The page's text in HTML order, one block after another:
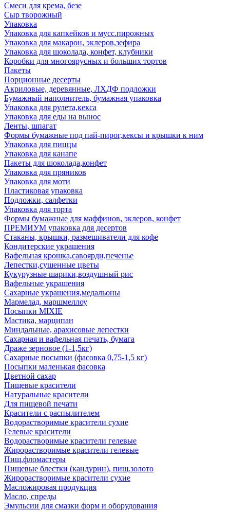
Смеси для крема, безе
Сыр творожный
Упаковка
Упаковка для капкейков и мусс.пирожных
Упаковка для макарон, эклеров,зефира
Упаковка для шоколада, конфет, клубники
Коробки для многоярусных и больших тортов
Пакеты
Порционные десерты
Акриловые, деревянные, ЛХДФ подложки
Бумажный наполнитель, бумажная упаковка
Упаковка для рулета,кекса
Упаковка для еды на вынос
Ленты, шпагат
Формы бумажные под пай-пирог,кексы и крышки к ним
Упаковка для пиццы
Упаковка для канапе
Пакеты для шоколада,конфет
Упаковка для пряников
Упаковка для моти
Пластиковая упаковка
Подложки, салфетки
Упаковка для торта
Формы бумажные для маффинов, эклеров, конфет
ПРЕМИУМ упаковка для десертов
Стаканы, крышки, размешиватели для кофе
Кондитерские украшения
Вафельная крошка,савоярди,печенье
Лепестки,сушенные цветы
Кукурузные шарики,воздушный рис
Вафельные украшения
Сахарные украшения,медальоны
Мармелад, маршмеллоу
Посыпки MIXIE
Мастика, марципан
Миндальные, арахисовые лепестки
Сахарная и вафельная печать, бумага
Драже зерновое (1-1,5кг)
Сахарные посыпки (фасовка 0,75-1,5 кг)
Посыпки маленькая фасовка
Цветной сахар
Пищевые красители
Натуральные красители
Для пищевой печати
Красители с распылителем
Водорастворимые красители сухие
Гелевые красители
Водорастворимые красители гелевые
Жирорастворимые красители гелевые
Пищ.фломастеры
Пищевые блестки (кандурин), пищ.золото
Жирорастворимые красители сухие
Масложировая продукция
Масло, спреды
Эмульсии для смазки форм и оборудования